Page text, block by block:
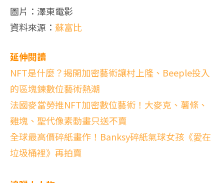
圖片：澤東電影
資料來源： 蘇富比
延伸閱讀
NFT是什麼？揭開加密藝術讓村上隆、Beeple投入
的區塊鍊數位藝術熱潮
法國麥當勞推NFT加密數位藝術！大麥克、薯條、
雞塊、聖代像素動畫只送不賣
全球最高價碎紙畫作！Banksy碎紙氣球女孩《愛在
垃圾桶裡》再拍賣